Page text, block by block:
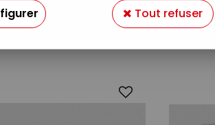
Tout refuser